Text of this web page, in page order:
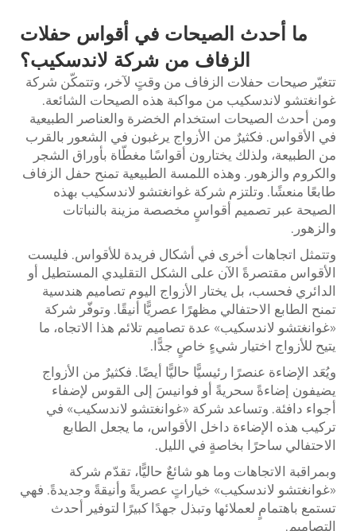
ما أحدث الصيحات فيأقواس حفلات
الزفافمن شركة لاندسكيب؟
تتغيّر صيحات حفلات الزفاف من وقتٍ لآخر، وتتمكّن شركة
غوانغتشو لاندسكيب من مواكبة هذه الصيحات الشائعة.
ومن أحدث الصيحات استخدام الخضرة والعناصر الطبيعية
في الأقواس. فكثيرٌ من الأزواج يرغبون في الشعور بالقرب
من الطبيعة، ولذلك يختارون أقواسًا مغطّاة بأوراق الشجر
والكروم والزهور. وهذه اللمسة الطبيعية تمنح حفل الزفاف
طابعًا منعشًا. وتلتزم شركة غوانغتشو لاندسكيب بهذه
الصيحة عبر تصميم أقواسٍ مخصصة مزينة بالنباتات
والزهور.
وتتمثل اتجاهات أخرى في أشكال فريدة للأقواس. فليست
الأقواس مقتصرةً الآن على الشكل التقليدي المستطيل أو
الدائري فحسب، بل يختار الأزواج اليوم تصاميم هندسية
تمنح الطابع الاحتفالي مظهرًا عصريًّا أنيقًا. وتوفّر شركة
«غوانغتشو لاندسكيب» عدة تصاميم تلائم هذا الاتجاه، ما
يتيح للأزواج اختيار شيءٍ خاصٍ جدًّا.
ويُعَد الإضاءة عنصرًا رئيسيًّا حاليًّا أيضًا. فكثيرٌ من الأزواج
يضيفون إضاءةً سحريةً أو فوانيسَ إلى القوس لإضفاء
أجواء دافئة. وتساعد شركة «غوانغتشو لاندسكيب» في
تركيب هذه الإضاءة داخل الأقواس، ما يجعل الطابع
الاحتفالي ساحرًا بخاصةٍ في الليل.
وبمراقبة الاتجاهات وما هو شائعٌ حاليًّا، تقدّم شركة
«غوانغتشو لاندسكيب» خياراتٍ عصريةً وأنيقةً وجديدةً. فهي
تستمع باهتمامٍ لعملائها وتبذل جهدًا كبيرًا لتوفير أحدث
التصاميم.